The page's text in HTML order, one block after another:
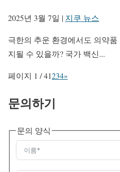
2025년 3월 7일 | 지쿠 뉴스
극한의 추운 환경에서도 의약
지될 수 있을까? 국가 백신...
페이지 1 / 41234»
문의하기
문의 양식